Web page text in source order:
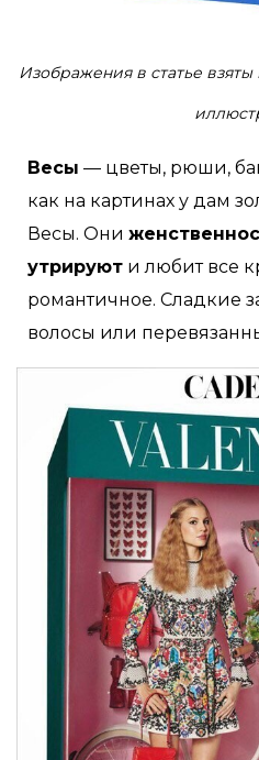
Изображения в статье взяты
Весы — цветы, рюши,
как на картинах у дам
Весы. Они
утрируют и любит все
романтичное. Сладкие
волосы или